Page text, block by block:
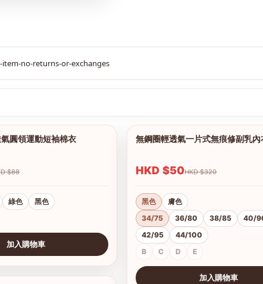
圓領運動短袖棉衣
HKD $88
綠色
黑色
加入購物車
無鋼圈輕透氣一片式無痕修副乳內
HKD $50 HKD $320
黑色
膚色
34/75
36/80 38/85
40/
42/95
44/100
B
C D E
加入購物車